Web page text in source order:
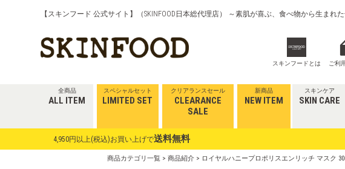
【スキンフード 公式サイト】（SKINFOOD日本総代理店） ～素肌が喜ぶ、食べ物から生まれ
スキンフードとは ご利
全商品
ALL ITEM
スペシャルセット
LIMITED SET
クリアランスセール
CLEARANCE
SALE
新商品
NEW ITEM
スキンケア
SKIN CARE
4,950円以上(税込)お買い上げで送料無料
商品カテゴリ一覧 > 商品紹介 > ロイヤルハニープロポリスエンリッチ マスク